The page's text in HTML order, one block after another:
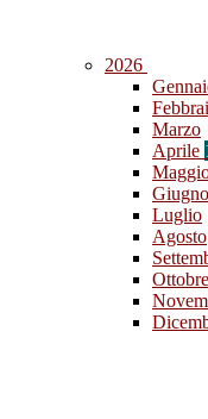
2026
Marzo
Aprile
Giugno
Luglio
Agosto
Ottobre